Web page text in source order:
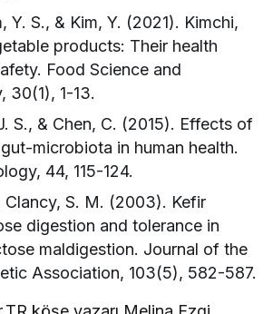
Y. S., & Kim, Y. (2021). Kimchi,
products: Their health
Food Science and
30(1), 1-13.
S., & Chen, C. (2015). Effects of
microbiota in human health.
44, 115-124.
Clancy, S. M. (2003). Kefir
digestion and tolerance in
maldigestion. Journal of the
Association, 103(5), 582-587.